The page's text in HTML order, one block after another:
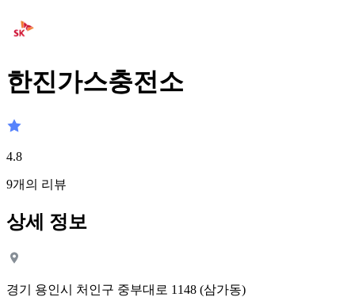
한진가스충전소
4.8
9개의 리뷰
상세 정보
경기 용인시 처인구 중부대로 1148 (삼가동)